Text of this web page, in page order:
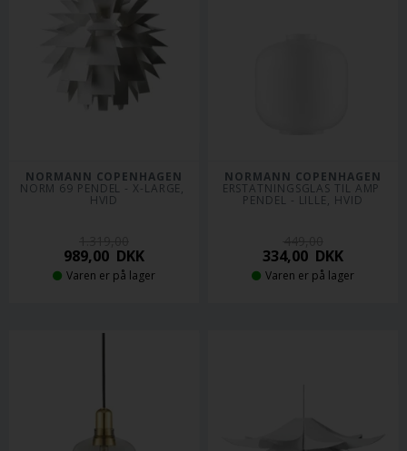
NORMANN COPENHAGEN
NORM 69 PENDEL - X-LARGE,
HVID
989,00 DKK
Varen er på lager
NORMANN COPENHAGEN
ERSTATNINGSGLAS TIL AMP
PENDEL - LILLE, HVID
334,00 DKK
Varen er på lager